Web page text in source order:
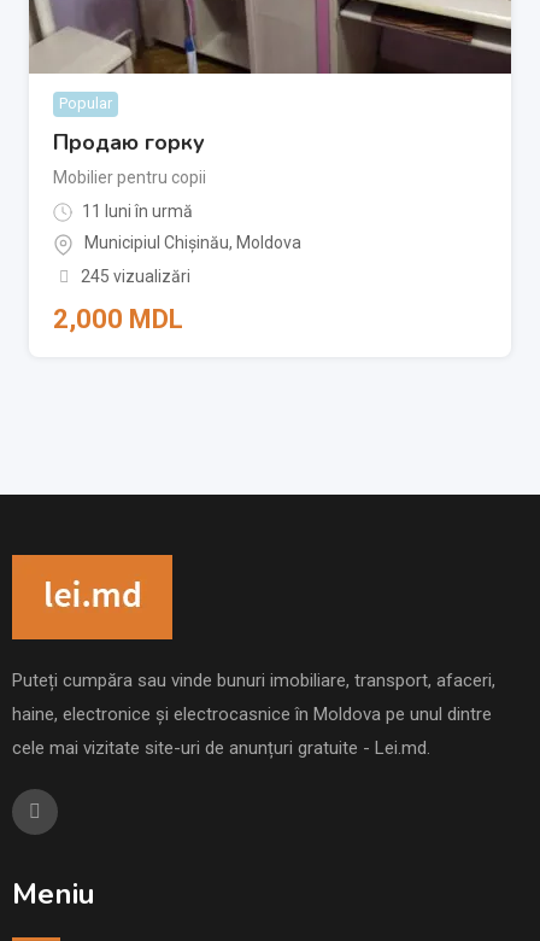
Popular
Продаю горку
Mobilier pentru copii
11 luni în urmă
Municipiul Chișinău, Moldova
245 vizualizări
2,000 MDL
Puteți cumpăra sau vinde bunuri imobiliare, transport, afaceri,
haine, electronice și electrocasnice în Moldova pe unul dintre
cele mai vizitate site-uri de anunțuri gratuite - Lei.md.
Meniu